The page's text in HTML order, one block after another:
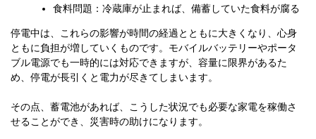
食料問題：冷蔵庫が止まれば、備蓄していた食料が腐る
停電中は、これらの影響が時間の経過とともに大きくなり、心身
ともに負担が増していくものです。モバイルバッテリーやポータ
ブル電源でも一時的には対応できますが、容量に限界があるた
め、停電が長引くと電力が尽きてしまいます。
その点、蓄電池があれば、こうした状況でも必要な家電を稼働さ
せることができ、災害時の助けになります。